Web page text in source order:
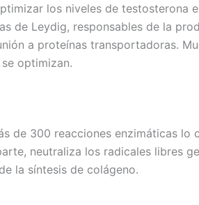
los niveles de testosterona
de Leydig, responsables de la
a proteínas transportadoras.
optimizan.
de 300 reacciones enzimáticas lo
neutraliza los radicales libres
la síntesis de colágeno.